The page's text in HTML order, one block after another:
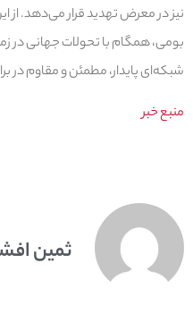
نیز در معرض تهدید قرار می‌دهد. از
بومی، همگام با تحولات جهانی در
شبکه‌ای پایدار، مطمئن و مقاوم در
منبع خبر
ثمین